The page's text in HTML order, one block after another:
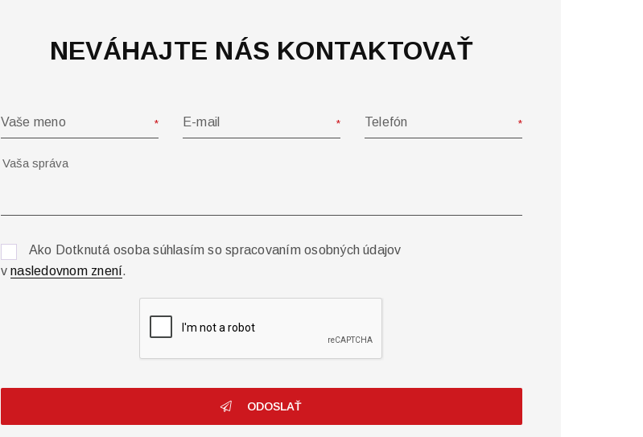
NEVÁHAJTE NÁS KONTAKTOVAŤ
Vaše meno E-mail Telefón
Ako Dotknutá osoba súhlasím so spracovaním osobných údajov
vnasledovnom znení.
ODOSLAŤ